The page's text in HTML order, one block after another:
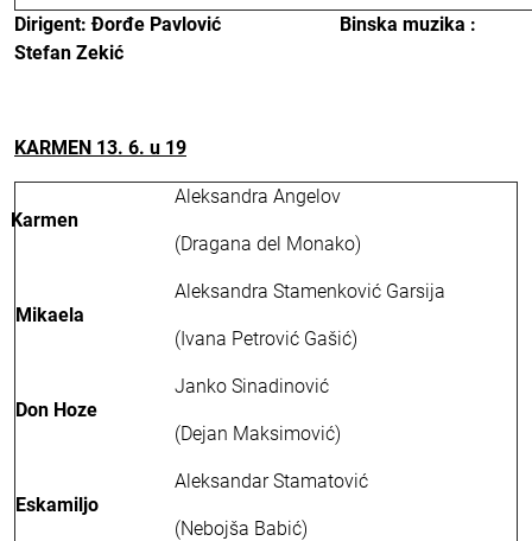
Dirigent:Đorđe Pavlović
Binska muzika :
Stefan Zekić
KARMEN 13. 6. u 19
Karmen
Aleksandra Angelov
(Dragana del Monako)
Mikaela
Aleksandra Stamenković Garsija
(Ivana Petrović Gašić)
Don Hoze
Janko Sinadinović
(Dejan Maksimović)
Eskamiljo
Aleksandar Stamatović
(Nebojša Babić)